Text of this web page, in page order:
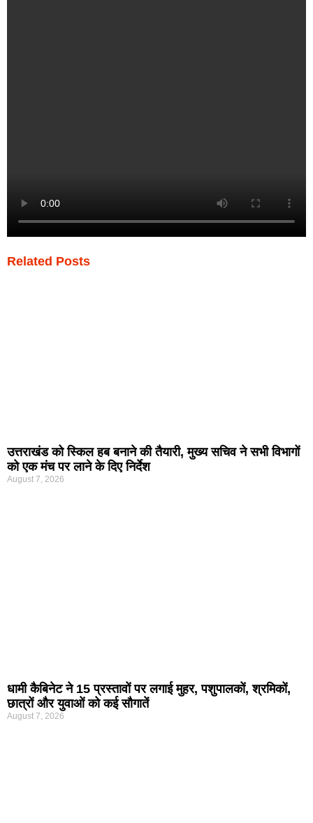
Related Posts
उत्तराखंड को स्किल हब बनाने की तैयारी, मुख्य सचिव ने सभी विभागों
को एक मंच पर लाने के दिए निर्देश
August 7, 2026
धामी कैबिनेट ने 15 प्रस्तावों पर लगाई मुहर, पशुपालकों, श्रमिकों,
छात्रों और युवाओं को कई सौगातें
August 7, 2026